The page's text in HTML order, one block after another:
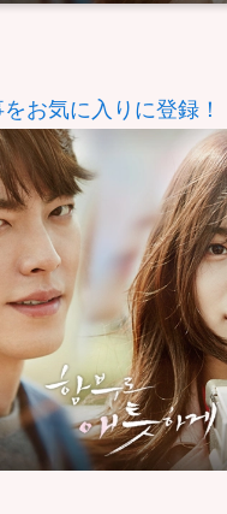
お気に入りに登録！